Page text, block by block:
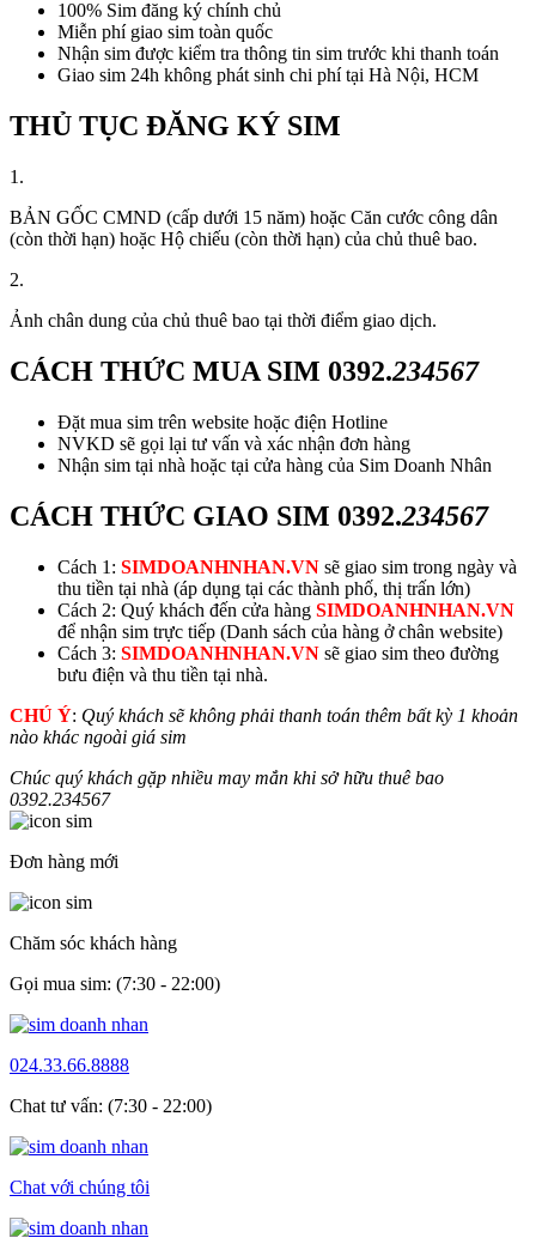
100% Sim đăng ký chính chủ
Miễn phí giao sim toàn quốc
Nhận sim được kiểm tra thông tin sim trước khi thanh toán
Giao sim 24h không phát sinh chi phí tại Hà Nội, HCM
THỦ TỤC ĐĂNG KÝ SIM
1.
BẢN GỐC CMND (cấp dưới 15 năm) hoặc Căn cước công dân
(còn thời hạn) hoặc Hộ chiếu (còn thời hạn) của chủ thuê bao.
2.
Ảnh chân dung của chủ thuê bao tại thời điểm giao dịch.
CÁCH THỨC MUA SIM 0392.234567
Đặt mua sim trên website hoặc điện Hotline
NVKD sẽ gọi lại tư vấn và xác nhận đơn hàng
Nhận sim tại nhà hoặc tại cửa hàng của Sim Doanh Nhân
CÁCH THỨC GIAO SIM 0392.234567
Cách 1: SIMDOANHNHAN.VN sẽ giao sim trong ngày và
thu tiền tại nhà (áp dụng tại các thành phố, thị trấn lớn)
Cách 2: Quý khách đến cửa hàng SIMDOANHNHAN.VN
để nhận sim trực tiếp (Danh sách của hàng ở chân website)
Cách 3: SIMDOANHNHAN.VN sẽ giao sim theo đường
bưu điện và thu tiền tại nhà.
CHÚ Ý: Quý khách sẽ không phải thanh toán thêm bất kỳ 1 khoản
nào khác ngoài giá sim
Chúc quý khách gặp nhiều may mắn khi sở hữu thuê bao
0392.234567
Đơn hàng mới
Chăm sóc khách hàng
Gọi mua sim: (7:30 - 22:00)
024.33.66.8888
Chat tư vấn: (7:30 - 22:00)
Chat với chúng tôi